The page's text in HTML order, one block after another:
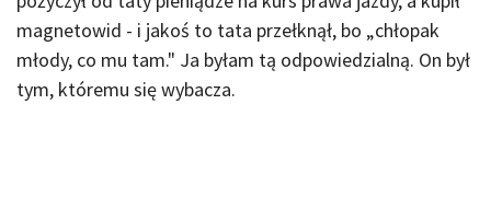
magnetowid - i jakoś to tata przełknął, bo „chłopak
młody, co mu tam." Ja byłam tą odpowiedzialną. On był
tym, któremu się wybacza.